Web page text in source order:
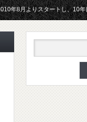
よりスタートし、10年目に
トした無料メールマガジン